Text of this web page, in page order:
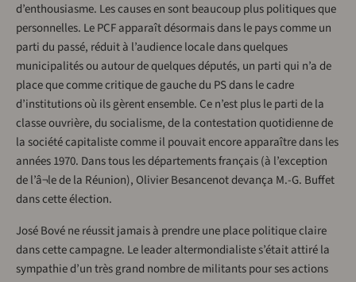
d’enthousiasme. Les causes en sont beaucoup plus politiques que
personnelles. Le PCF apparaît désormais dans le pays comme un
parti du passé, réduit à l’audience locale dans quelques
municipalités ou autour de quelques députés, un parti qui n’a de
place que comme critique de gauche du PS dans le cadre
d’institutions où ils gèrent ensemble. Ce n’est plus le parti de la
classe ouvrière, du socialisme, de la contestation quotidienne de
la société capitaliste comme il pouvait encore apparaître dans les
années 1970. Dans tous les départements français (à l’exception
de l’â¬le de la Réunion), Olivier Besancenot devança M.-G. Buffet
dans cette élection.
José Bové ne réussit jamais à prendre une place politique claire
dans cette campagne. Le leader altermondialiste s’était attiré la
sympathie d’un très grand nombre de militants pour ses actions